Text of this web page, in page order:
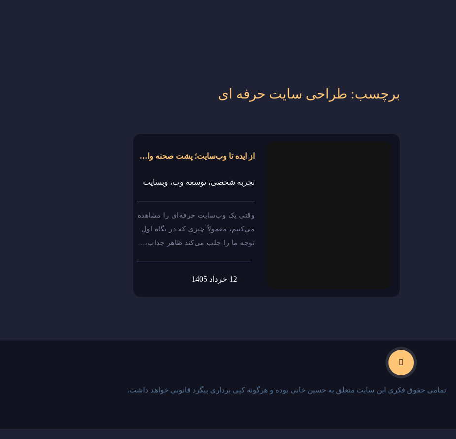
برچسب: طراحی سایت حرفه ای
از ایده تا وب‌سایت؛ پشت صحنه واقعی طراحی و توسعه یک پروژه وب
تجربه شخصی، توسعه وب، وبسایت
وقتی یک وب‌سایت حرفه‌ای را مشاهده
می‌کنیم، معمولاً چیزی که در نگاه اول
توجه ما را جلب می‌کند ظاهر جذاب،...
12 خرداد 1405
تمامی حقوق فکری این سایت متعلق به حسین خانی بوده و هرگونه کپی برداری پیگرد قانونی خواهد داشت.